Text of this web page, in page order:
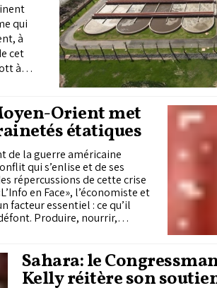
qui
à
cet
à
le Roi
le
à
relation
à
et
Orient met
étatiques
de la guerre américaine
qui s’enlise et de ses
répercussions de cette crise
en Face», l’économiste et
facteur essentiel : ce qu’il
Produire, nourrir,
réelle. L’Afrique apparaît
aux contrecoups du conflit.
est d’élargir ses marges de
Sahara: le
Kelly réitère son